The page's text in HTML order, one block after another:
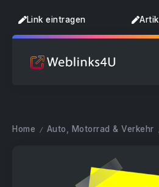
Link eintragen
Home / Auto, Motorrad & Verkehr